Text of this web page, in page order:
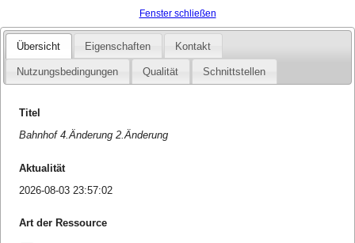
Fenster schließen
Übersicht Eigenschaften Kontakt
Nutzungsbedingungen Qualität Schnittstellen
Titel
Bahnhof 4.Änderung 2.Änderung
Aktualität
2026-08-03 23:57:02
Art der Ressource